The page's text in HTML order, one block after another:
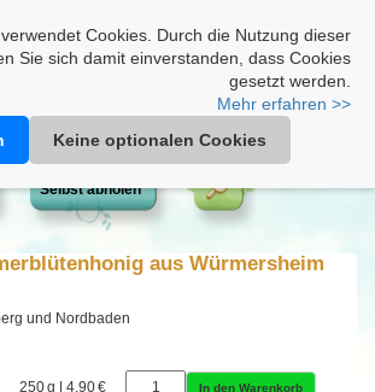
Cookies. Durch die Nutzung dieser
Sie sich damit einverstanden, dass Cookies
gesetzt werden.
Mehr erfahren >>
Keine optionalen Cookies
Selbst abholen
aus Würmersheim
und Nordbaden
250 g | 4,90 € In den Warenkorb